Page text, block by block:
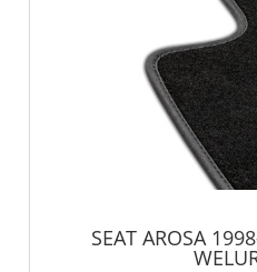
SEAT AROSA